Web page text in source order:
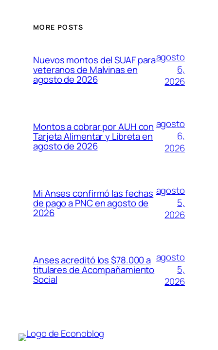
MORE POSTS
Nuevos montos del SUAF para
veteranos de Malvinas en
agosto de 2026
agosto
6,
2026
Montos a cobrar por AUH con
Tarjeta Alimentar y Libreta en
agosto de 2026
agosto
6,
2026
Mi Anses confirmó las fechas
de pago a PNC en agosto de
2026
agosto
5,
2026
Anses acreditó los $78.000 a
titulares de Acompañamiento
Social
agosto
5,
2026